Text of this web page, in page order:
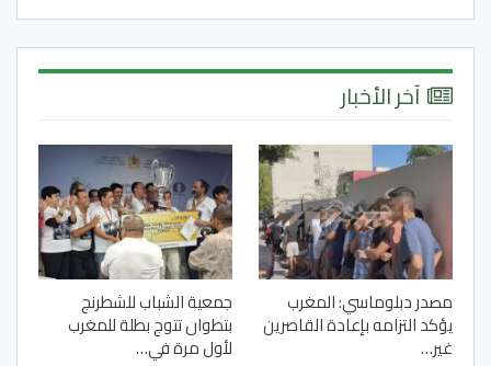
آخر الأخبار
مصدر دبلوماسي: المغرب
يؤكد التزامه بإعادة القاصرين
غير…
جمعية الشباب للشطرنج
بتطوان تتوج بطلة للمغرب
لأول مرة في…